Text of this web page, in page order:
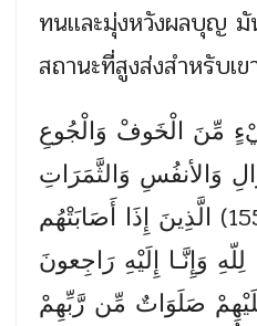
ทนเเละมุ่งหวังผลบุญ
สถานะที่สูงส่งสำหรับเข
مِّنَ الْخَوفْ وَالْجُوعِ
وَالأنفُسِ وَالثَّمَرَاتِ
وَبَشِّرِ الصَّابِرِينَ (155) الَّذِينَ إِذَا أَصَابَتْهُم
وَإِنَّـا إِلَيْهِ رَاجِعونَ
عَلَيْهِمْ صَلَوَاتٌ مِّن رَّبِّهِمْ